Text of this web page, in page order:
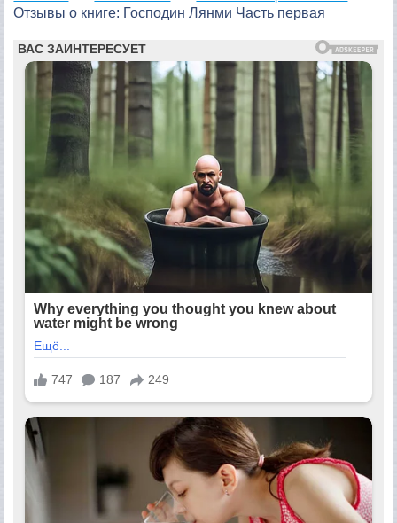
Отзывы о книге: Господин Лянми Часть первая